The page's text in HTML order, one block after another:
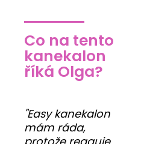
Co na tento
kanekalon
říká Olga?
"Easy kanekalon
mám ráda,